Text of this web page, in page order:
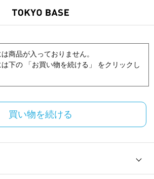
商品が入っておりません。
下の 「お買い物を続ける」 をクリックし
買い物を続ける